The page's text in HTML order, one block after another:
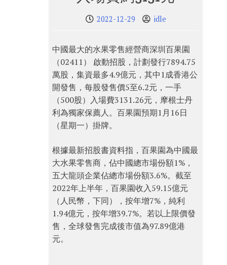
2022-12-29 idle
中國最大的水果零售經營商深圳百果園
（02411） 啟動招股，計劃發行7894.75
萬股，集資最多4.9億元，其中1成香港公
開發售，每股發售價5至6.2元，一手
（500股）入場費3131.26元，摩根士丹
利為獨家保薦人。百果園預期1月16日
（星期一）掛牌。
根據最新招股書資料指，百果園為中國最
大水果零售商，佔中國總市場份額1%，
五大龍頭企業佔總市場份額3.6%。截至
2022年上半年，百果園收入59.15億元
（人民幣，下同），按年增7%，純利
1.94億元，按年增39.7%。若以上限價發
售，全球發售完成後市值為97.89億港
元。